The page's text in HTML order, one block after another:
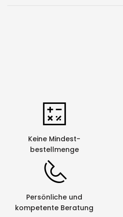
Keine Mindest-
bestellmenge
Persönliche und
kompetente Beratung